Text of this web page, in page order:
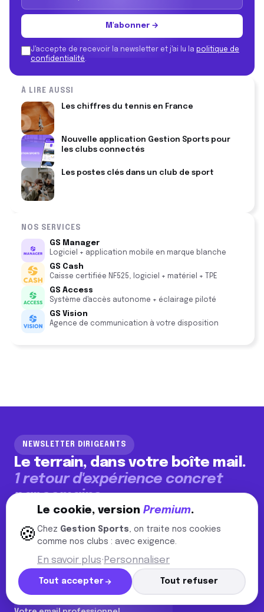
M'abonner →
J'accepte de recevoir la newsletter et j'ai lu la politique de
confidentialité.
À LIRE AUSSI
Les chiffres du tennis en France
Nouvelle application Gestion Sports pour
les clubs connectés
Les postes clés dans un club de sport
NOS SERVICES
GS Manager
Logiciel + application mobile en marque blanche
GS Cash
Caisse certifiée NF525, logiciel + matériel + TPE
GS Access
Système d'accès autonome + éclairage piloté
GS Vision
Agence de communication à votre disposition
NEWSLETTER DIRIGEANTS
Le terrain, dans votre boîte mail.
1 retour d'expérience concret
par semaine.
Études de cas chiffrées, méthodes éprouvées sur
des centaines de clubs Premium, coulisses du métier.
Pas de blabla, pas de pub. Désinscription en 1 clic.
📊 Chiffres réels de clubs Premium
🛠️ Méthodes appliquées le lundi matin
🎙️ Coulisses d'un dirigeant en activité
🍪
Le cookie, version Premium.
Chez Gestion Sports, on traite nos cookies
comme nos clubs : avec exigence.
En savoir plus· Personnaliser
Tout accepter Tout refuser